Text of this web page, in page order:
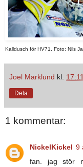
Kalldusch för HV71. Foto: Nils
Joel Marklund kl. 17:11
Dela
1 kommentar:
NickelKickel 9
fan. jag stör